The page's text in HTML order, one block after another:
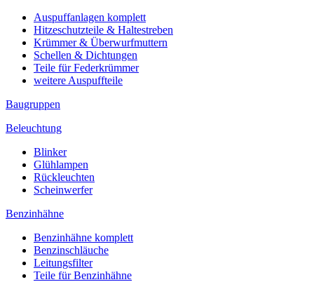
Auspuffanlagen komplett
Hitzeschutzteile & Haltestreben
Krümmer & Überwurfmuttern
Schellen & Dichtungen
Teile für Federkrümmer
weitere Auspuffteile
Baugruppen
Beleuchtung
Blinker
Glühlampen
Rückleuchten
Scheinwerfer
Benzinhähne
Benzinhähne komplett
Benzinschläuche
Leitungsfilter
Teile für Benzinhähne